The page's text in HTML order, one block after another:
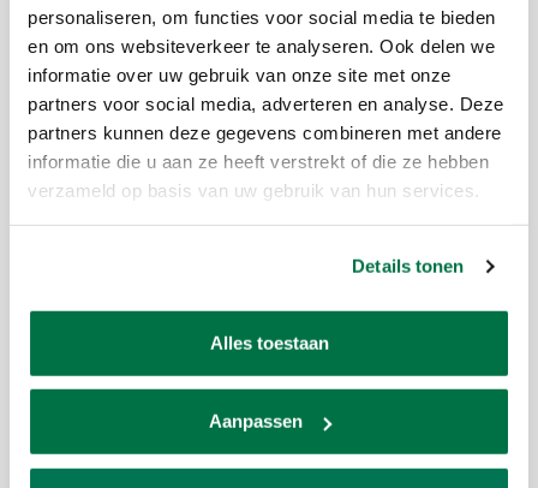
personaliseren, om functies voor social media te bieden
en om ons websiteverkeer te analyseren. Ook delen we
informatie over uw gebruik van onze site met onze
partners voor social media, adverteren en analyse. Deze
partners kunnen deze gegevens combineren met andere
informatie die u aan ze heeft verstrekt of die ze hebben
verzameld op basis van uw gebruik van hun services.
Details tonen
Alles toestaan
Aanpassen
Zeer goede lampen
Karin de Ruijter
Prima lampen
FEBRUARY 10, 2026 17:51
bennie veringa
Het is een keurig product